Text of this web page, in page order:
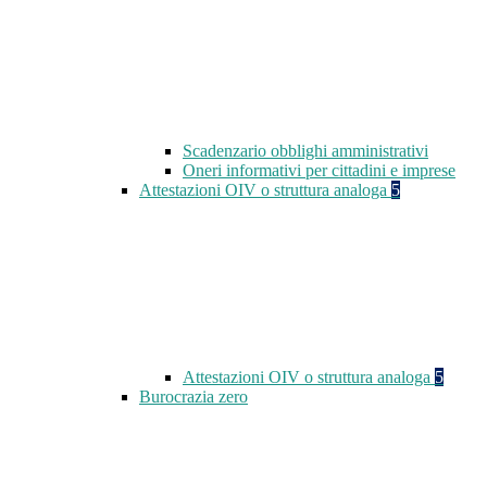
Scadenzario obblighi amministrativi
Oneri informativi per cittadini e imprese
Attestazioni OIV o struttura analoga 5
Attestazioni OIV o struttura analoga 5
Burocrazia zero